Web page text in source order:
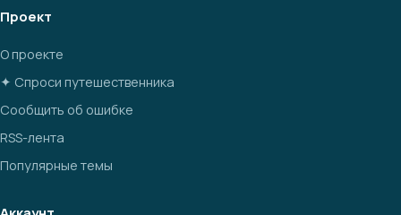
Проект
О проекте
✦ Спроси путешественника
Сообщить об ошибке
RSS-лента
Популярные темы